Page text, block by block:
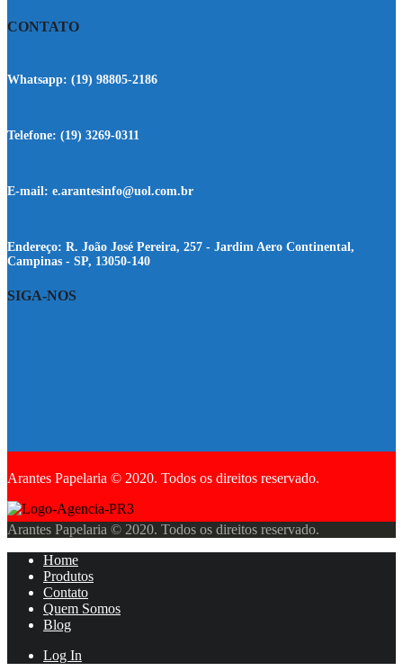
CONTATO
Whatsapp: (19) 98805-2186
Telefone: (19) 3269-0311
E-mail: e.arantesinfo@uol.com.br
Endereço: R. João José Pereira, 257 - Jardim Aero Continental,
Campinas - SP, 13050-140
SIGA-NOS
Arantes Papelaria © 2020. Todos os direitos reservado.
Arantes Papelaria © 2020. Todos os direitos reservado.
Home
Produtos
Contato
Quem Somos
Blog
Log In